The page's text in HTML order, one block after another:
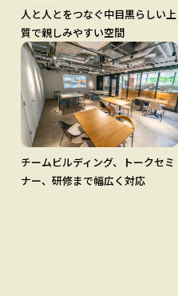
人と人とをつなぐ中目黒らしい上
質で親しみやすい空間
チームビルディング、トークセミ
ナー、研修まで幅広く対応